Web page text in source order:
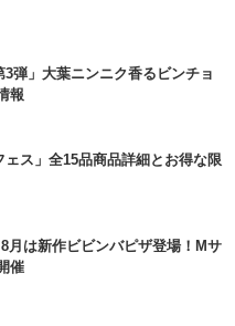
弾」大葉ニンニク香るビンチョ
報
ェス」全15品商品詳細とお得な限
月は新作ビビンバピザ登場！Mサ
催